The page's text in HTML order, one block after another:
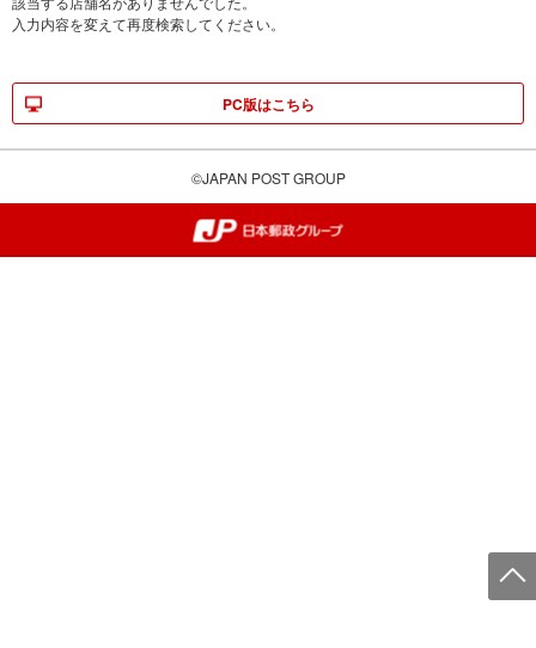
入力内容を変えて再度検索してください。
PC版はこちら
©JAPAN POST GROUP